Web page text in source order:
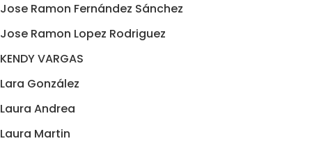
Jose Ramon Fernández Sánchez
Jose Ramon Lopez Rodriguez
KENDY VARGAS
Lara González
Laura Andrea
Laura Martin